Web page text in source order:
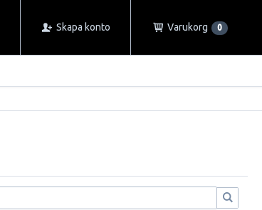
Skapa konto Varukorg 0